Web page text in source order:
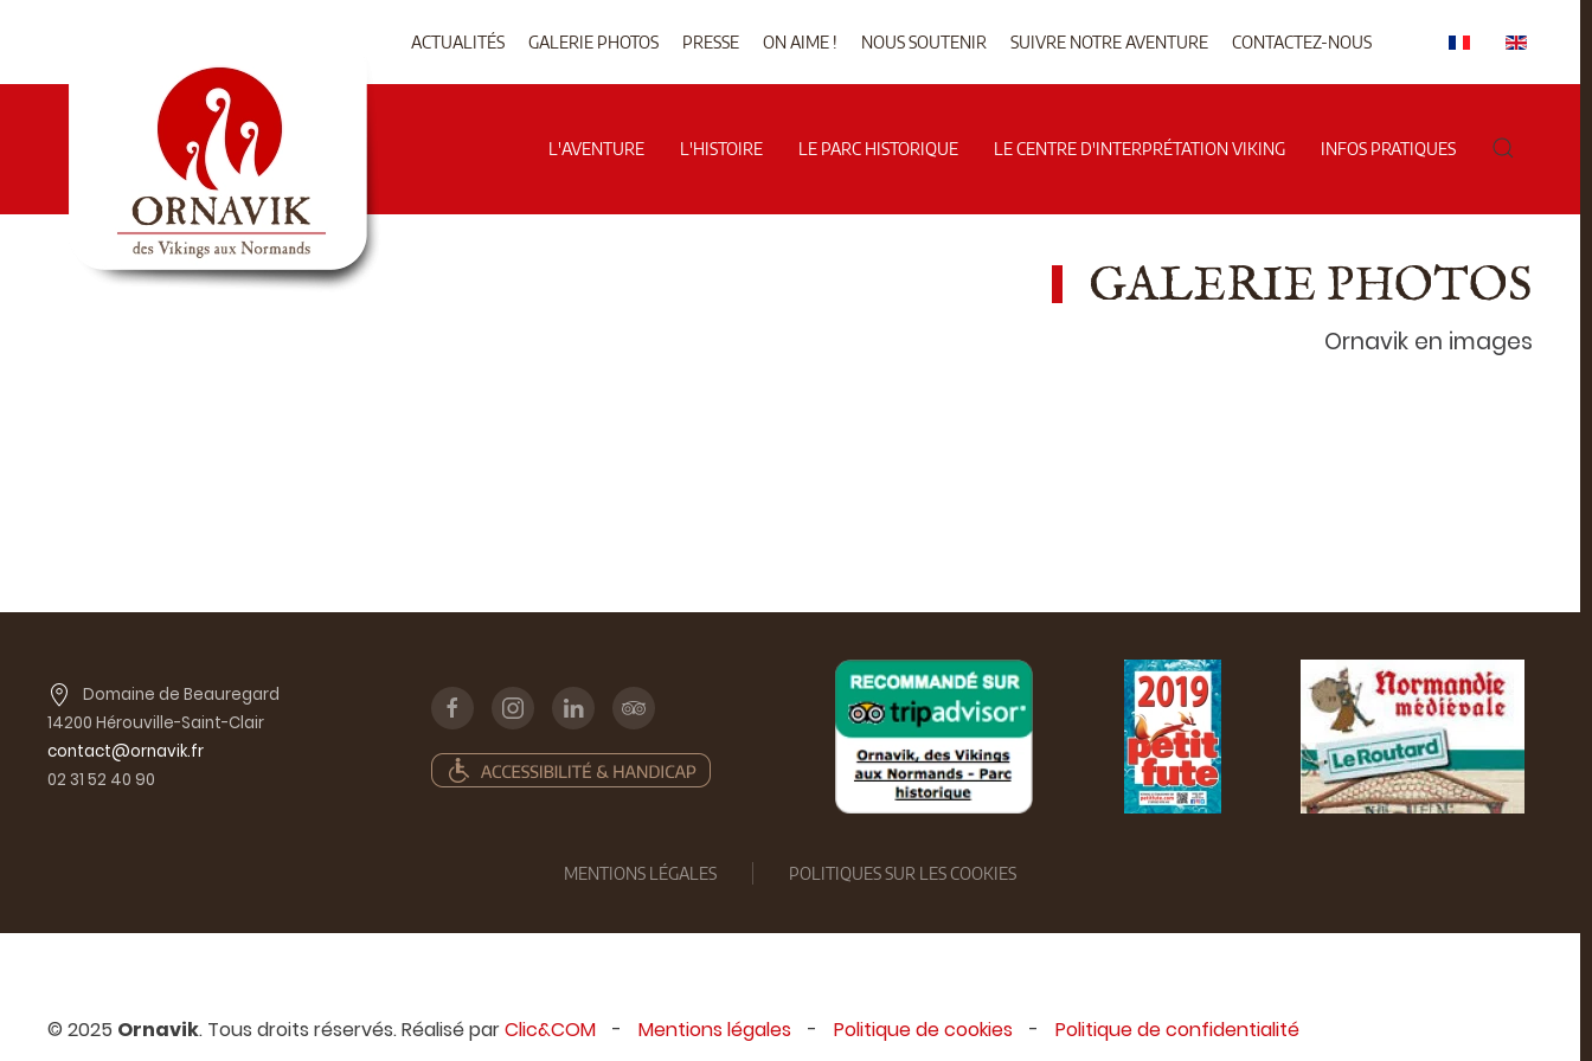
ACTUALITÉS GALERIE PHOTOS PRESSE ON AIME ! NOUS SOUTENIR SUIVRE NOTRE AVENTURE CONTACTEZ-NOUS
L'AVENTURE L'HISTOIRE LE PARC HISTORIQUE LE CENTRE D'INTERPRÉTATION VIKING INFOS PRATIQUES
GALERIE PHOTOS
Ornavik en images
Domaine de Beauregard
14200 Hérouville-Saint-Clair
contact@ornavik.fr
02 31 52 40 90
MENTIONS LÉGALES POLITIQUES SUR LES COOKIES
© 2025 Ornavik. Tous droits réservés. Réalisé parClic&COM - Mentions légales - Politique de cookies - Politique de confidentialité